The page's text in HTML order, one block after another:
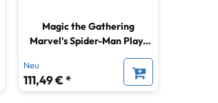
Magic the Gathering
Marvel's Spider-Man Play-
Booster Display (30) deutsch
Neu
111,49 € *